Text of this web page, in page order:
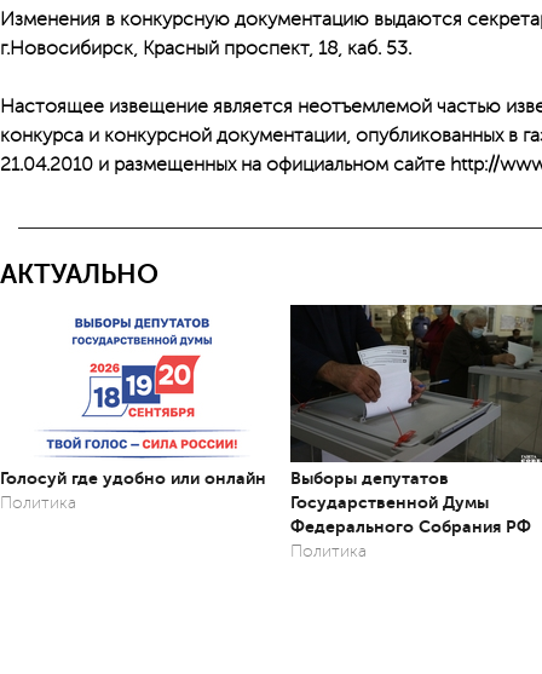
Изменения в конкурсную документацию выдаются
г.Новосибирск, Красный проспект, 18, каб. 53.
Настоящее извещение является неотъемлемой частью
конкурса и конкурсной документации, опубликованных в
21.04.2010 и размещенных на официальном сайте http://
АКТУАЛЬНО
Голосуй где удобно или онлайн
Политика
Выборы депутатов
Государственной Думы
Федерального Собрания РФ
Политика